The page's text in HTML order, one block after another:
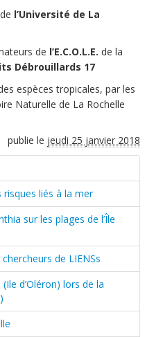
de l’Université de La
de l’E.C.O.L.E. de la
Débrouillards 17
espèces tropicales, par les
Naturelle de La Rochelle
publie le jeudi 25 janvier 2018
risques liés à la mer
sur les plages de l’Île
de LIENSs
d’Oléron) lors de la